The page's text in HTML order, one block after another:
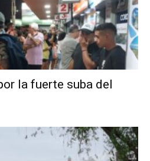
la fuerte suba del